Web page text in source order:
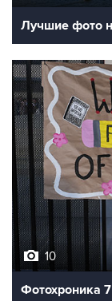
Лучшие фото
10
Фотохроника 7